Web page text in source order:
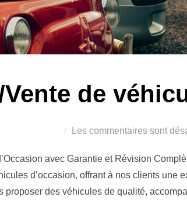
de
Les commentaires sont
avec Garantie et Révision
d’occasion, offrant à nos clients une
proposer des véhicules de qualité,